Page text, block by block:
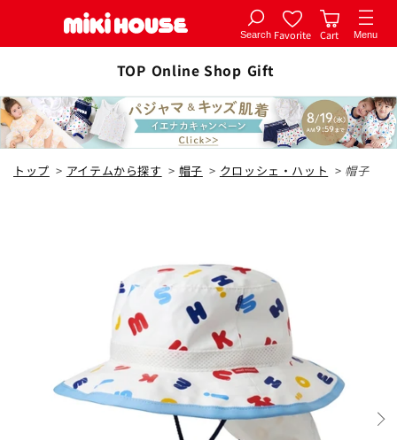
コンテ
Search Favorite Cart Menu
TOP Online Shop Gift
トップ > アイテムから探す > 帽子 > クロッシェ・ハット > 帽子
カートに追加
全1色
マルチカラー
在庫 あり
カートに追加
¥16,500
在庫 あり
カートに追加